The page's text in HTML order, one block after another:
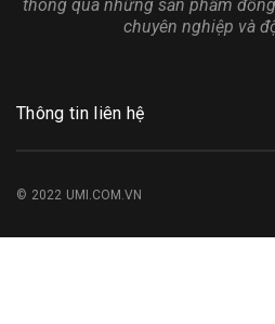
thông qua những sản phẩm
chuyên nghiệp và
Thông tin liên hệ
© 2022 UMI.COM.VN